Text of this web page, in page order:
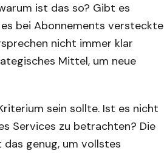
ist das so? Gibt es
bei Abonnements versteckte
nicht immer klar
Mittel, um neue
sein sollte. Ist es nicht
Services zu betrachten? Die
genug, um vollstes